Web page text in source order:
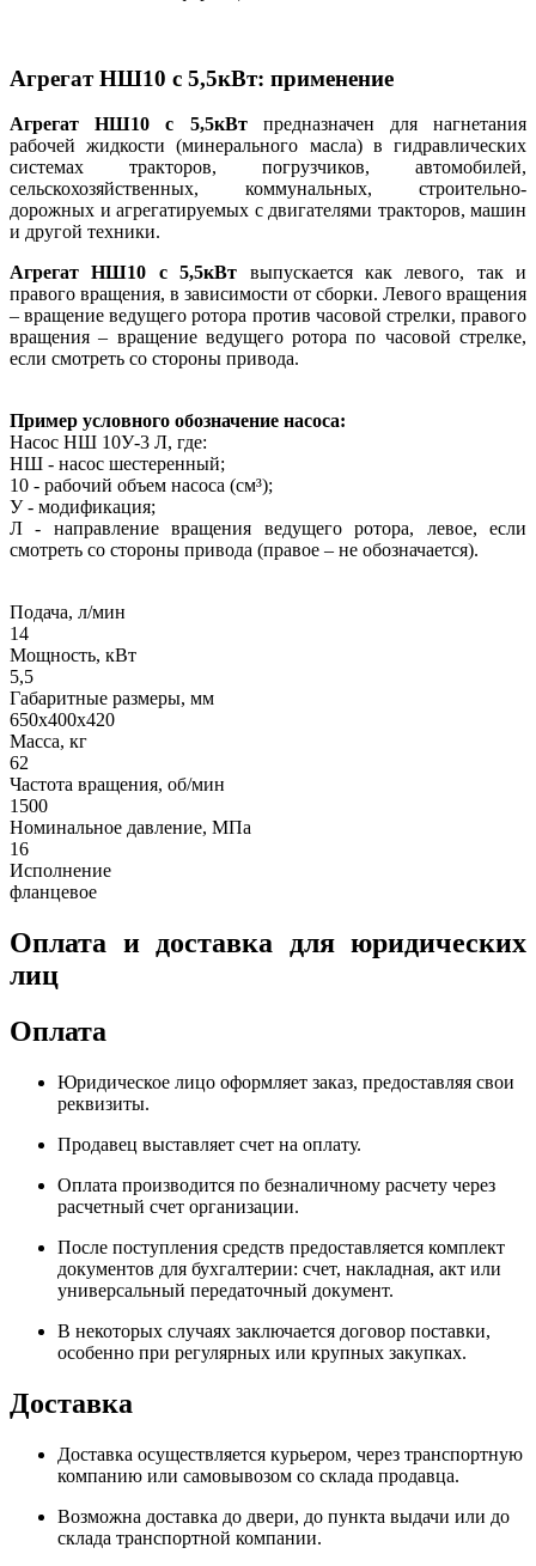
Агрегат НШ10 с 5,5кВт: применение
Агрегат НШ10 с 5,5кВтпредназначен для нагнетания
рабочей жидкости (минерального масла) в гидравлических
системах тракторов, погрузчиков, автомобилей,
сельскохозяйственных, коммунальных, строительно-
дорожных и агрегатируемых с двигателями тракторов, машин
и другой техники.
Агрегат НШ10 с 5,5кВт выпускается как левого, так и
правого вращения, в зависимости от сборки. Левого вращения
– вращение ведущего ротора против часовой стрелки, правого
вращения – вращение ведущего ротора по часовой стрелке,
если смотреть со стороны привода.
Пример условного обозначение насоса:
Насос НШ 10У-3 Л, где:
НШ - насос шестеренный;
10 - рабочий объем насоса (см³);
У - модификация;
Л - направление вращения ведущего ротора, левое, если
смотреть со стороны привода (правое – не обозначается).
Подача, л/мин
14
Мощность, кВт
5,5
Габаритные размеры, мм
650x400x420
Масса, кг
62
Частота вращения, об/мин
1500
Номинальное давление, МПа
16
Исполнение
фланцевое
Оплата и доставка для юридических
лиц
Оплата
Юридическое лицо оформляет заказ, предоставляя свои
реквизиты.
Продавец выставляет счет на оплату.
Оплата производится по безналичному расчету через
расчетный счет организации.
После поступления средств предоставляется комплект
документов для бухгалтерии: счет, накладная, акт или
универсальный передаточный документ.
В некоторых случаях заключается договор поставки,
особенно при регулярных или крупных закупках.
Доставка
Доставка осуществляется курьером, через транспортную
компанию или самовывозом со склада продавца.
Возможна доставка до двери, до пункта выдачи или до
склада транспортной компании.